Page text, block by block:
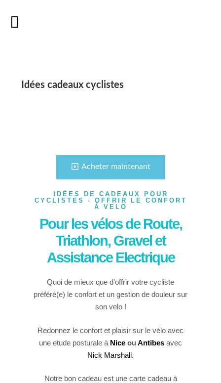
Idées cadeaux cyclistes
IDÉES DE CADEAUX POUR
CYCLISTES - OFFRIR LE CONFORT
À VELO
Pour les vélos de Route,
Triathlon, Gravel et
Assistance Electrique
Quoi de mieux que d’offrir votre cycliste
préféré(e) le confort et un gestion de douleur sur
son velo !
Redonnez le confort et plaisir sur le vélo avec
une etude posturale à Nice ou Antibes avec
Nick Marshall.
Notre bon cadeau est une carte cadeau à
Acheter maintenant